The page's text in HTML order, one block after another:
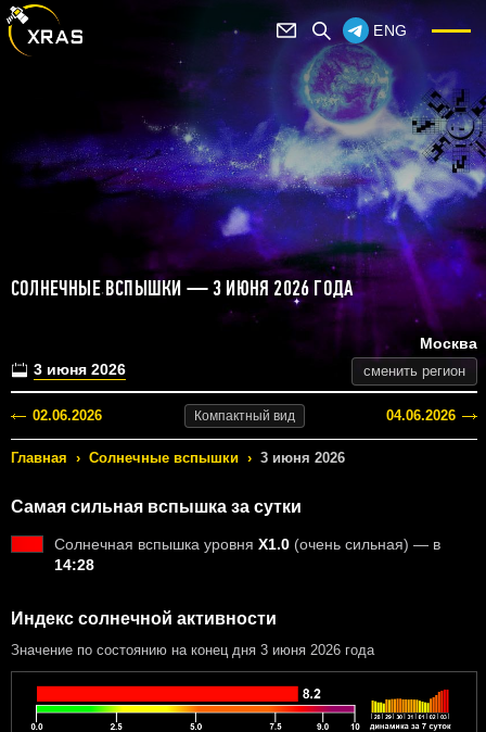
ENG
СОЛНЕЧНЫЕ ВСПЫШКИ — 3 ИЮНЯ 2026 ГОДА
3 июня 2026
Москва
сменить регион
02.06.2026 Компактный вид 04.06.2026
Главная › Солнечные вспышки › 3 июня 2026
Самая сильная вспышка за сутки
Солнечная вспышка уровня X1.0 (очень сильная) — в
14:28
Индекс солнечной активности
Значение по состоянию на конец дня 3 июня 2026 года